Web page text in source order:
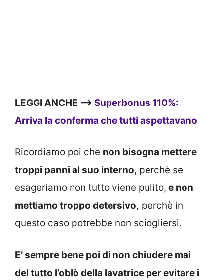
LEGGI ANCHE —> Superbonus 110%:
Arriva la conferma che tutti aspettavano
Ricordiamo poi che non bisogna mettere
troppi panni al suo interno, perchè se
esageriamo non tutto viene pulito, e non
mettiamo troppo detersivo, perchè in
questo caso potrebbe non sciogliersi.
E’ sempre bene poi di non chiudere mai
del tutto l’oblò della lavatrice per evitare i